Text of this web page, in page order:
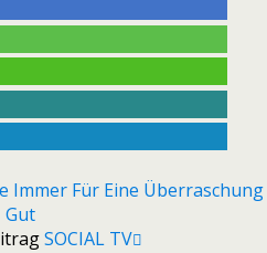
Immer Für Eine Überraschung
Gut
SOCIAL TV